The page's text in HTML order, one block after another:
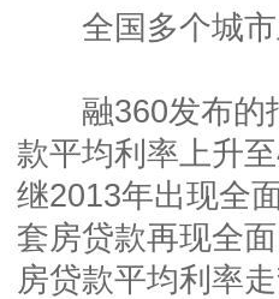
全国多个城市
融360发布的报
款平均利率上升
继2013年出现全
套房贷款再现全
房贷款平均利率